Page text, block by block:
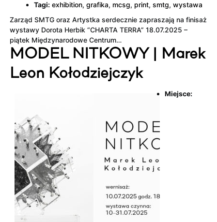
Tagi: exhibition, grafika, mcsg, print, smtg, wystawa
Zarząd SMTG oraz Artystka serdecznie zapraszają na finisaż
wystawy Dorota Herbik “CHARTA TERRA” 18.07.2025 –
piątek Międzynarodowe Centrum…
MODEL NITKOWY | Marek
Leon Kołodziejczyk
Miejsce: